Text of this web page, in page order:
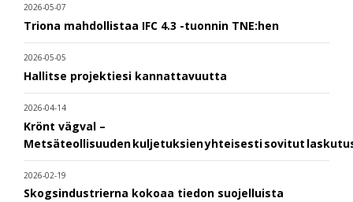
2026-05-07
Triona mahdollistaa IFC 4.3 -tuonnin TNE:hen
2026-05-05
Hallitse projektiesi kannattavuutta
2026-04-14
Krönt vägval –
Metsäteollisuuden kuljetuksien yhteisesti sovitut
2026-02-19
Skogsindustrierna kokoaa tiedon suojelluista